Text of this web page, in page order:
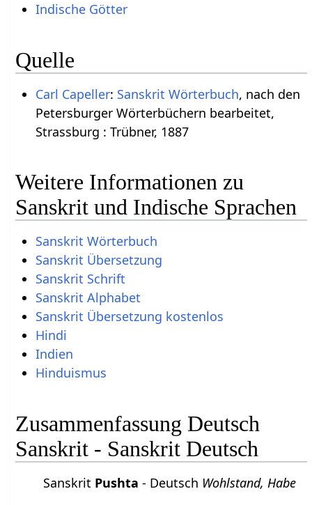
Indische Götter
Quelle
Carl Capeller: Sanskrit Wörterbuch, nach den
Petersburger Wörterbüchern bearbeitet,
Strassburg : Trübner, 1887
Weitere Informationen zu
Sanskrit und Indische Sprachen
Sanskrit Wörterbuch
Sanskrit Übersetzung
Sanskrit Schrift
Sanskrit Alphabet
Sanskrit Übersetzung kostenlos
Hindi
Indien
Hinduismus
Zusammenfassung Deutsch
Sanskrit - Sanskrit Deutsch
Sanskrit Pushta - Deutsch Wohlstand, Habe